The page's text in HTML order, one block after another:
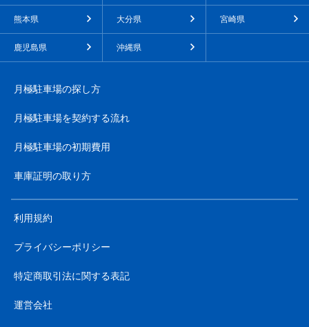
熊本県 大分県 宮崎県
鹿児島県 沖縄県
月極駐車場の探し方
月極駐車場を契約する流れ
月極駐車場の初期費用
車庫証明の取り方
利用規約
プライバシーポリシー
特定商取引法に関する表記
運営会社